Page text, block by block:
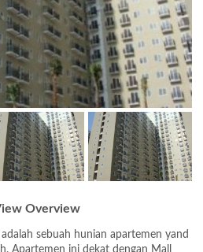
Overview
sebuah hunian apartemen yand